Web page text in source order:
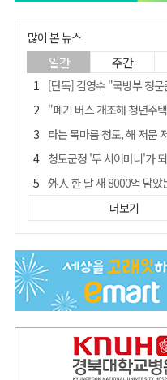
많이 본 뉴스
일간 주간
[단독] 김영수 "국방부 청문준비단, 안규백
"폐기 버스 개조해 청년주택" 與 황희…'딸 학
타는 목마름 청도, 해 저문 저수지 둑에 군
청도군정 '두 시어머니'가 되어
外人 한 달 새 8000억 담았는데…LG이노텍 목표
임시휴업 들어갔던 홈플러스 영주점, 7일 영업 재개
SK하이닉스, 주당 375원 분기 배당 공시…"3분기 중
이의준 전 경북도 새마을봉사과장, 제28대 울
"상법개정해도 주주가 '봉'"…하이닉스 솔리다임 상장설
더보기